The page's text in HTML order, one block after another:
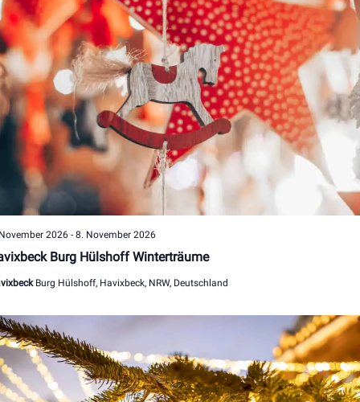
Burg Hülshoff Winterträume
2026- 8. November 2026
Burg Hülshoff, Havixbeck, NRW, Deutschland